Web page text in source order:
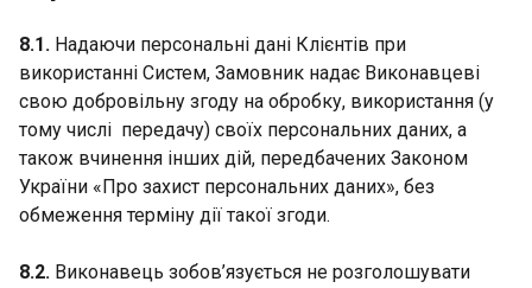
8.1. Надаючи персональні дані Клієнтів при
використанні Систем, Замовник надає Виконавцеві
свою добровільну згоду на обробку, використання (у
тому числі передачу) своїх персональних даних, а
також вчинення інших дій, передбачених Законом
України «Про захист персональних даних», без
обмеження терміну дії такої згоди.
8.2. Виконавець зобов’язується не розголошувати